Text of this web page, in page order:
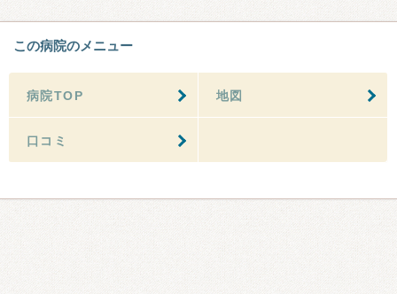
この病院のメニュー
病院TOP 地図
口コミ